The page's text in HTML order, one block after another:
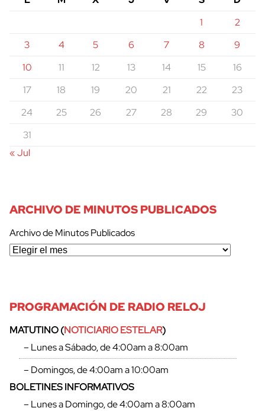
1
2
3
4 5 6 7 8
9
10
11 12 13 14 15
16
17
18 19 20 21 22
23
24
25 26 27 28 29
30
31
« Jul
ARCHIVO DE MINUTOS PUBLICADOS
Archivo de Minutos Publicados
PROGRAMACIÓN DE RADIO RELOJ
MATUTINO (NOTICIARIO ESTELAR)
– Lunes a Sábado, de 4:00am a 8:00am
– Domingos, de 4:00am a 10:00am
BOLETINES INFORMATIVOS
– Lunes a Domingo, de 4:00am a 8:00am